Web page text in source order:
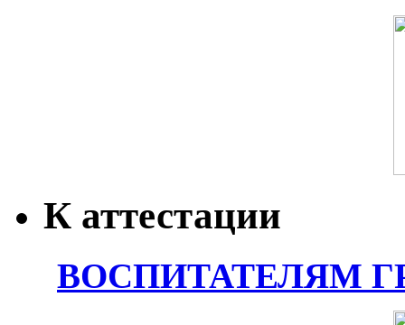
К аттестации
ВОСПИТАТЕЛЯМ